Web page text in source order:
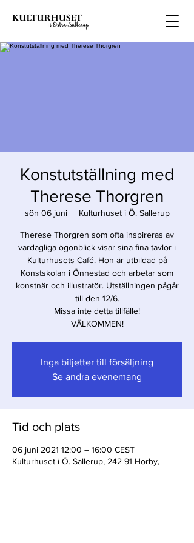
Konstutställning med
Therese Thorgren
sön 06 juni
  |
Kulturhuset i Ö. Sallerup
Therese Thorgren som ofta inspireras av
vardagliga ögonblick visar sina fina tavlor i
Kulturhusets Café. Hon är utbildad på
Konstskolan i Önnestad och arbetar som
konstnär och illustratör. Utställningen pågår
till den 12/6.
Missa inte detta tillfälle!
VÄLKOMMEN!
Inga biljetter till försäljning
Se andra evenemang
Tid och plats
06 juni 2021 12:00 – 16:00 CEST
Kulturhuset i Ö. Sallerup, 242 91 Hörby,